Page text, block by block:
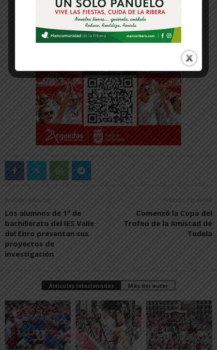
Artículo anterior
Los alumnos de 1º de
bachillerato del IES Valle
del Ebro presentan sus
proyectos de
investigación
Artículo siguiente
Comenzó la Copa del
Trofeo de la Amistad de
Tudela
Artículos relacionados Más del autor